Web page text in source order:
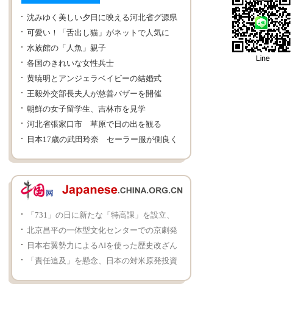
沈みゆく美しい夕日に映える河北省グ源県
草原湖
可愛い！「舌出し猫」がネットで人気に
水族館の「人魚」親子
各国のきれいな女性兵士
黄暁明とアンジェラベイビーの結婚式
王毅外交部長夫人が慈善バザーを開催
朝鮮の女子留学生、吉林市を見学
河北省張家口市 草原で日の出を観る
日本17歳の武田玲奈 セーラー服が側良く